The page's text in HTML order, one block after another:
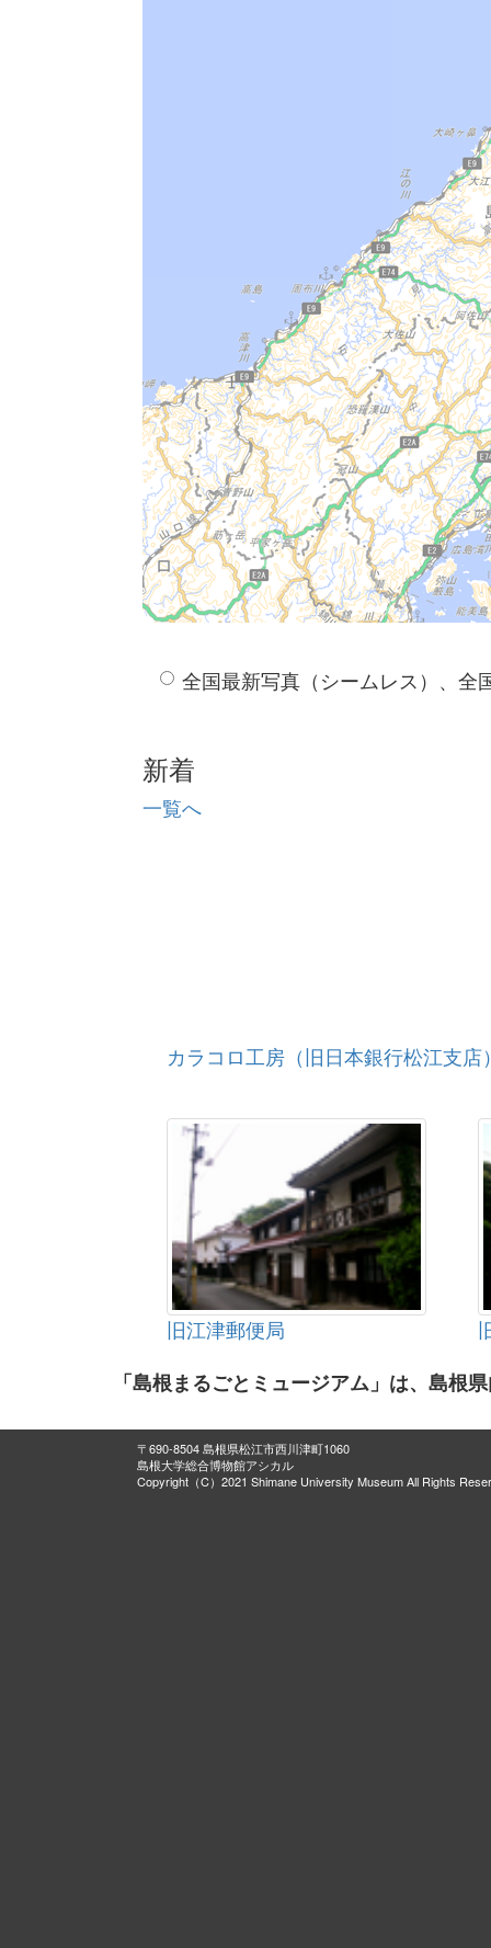
全国最新写真（シームレス）、全
新着
一覧へ
カラコロ工房（旧日本銀行松江支店
旧江津郵便局
「島根まるごとミュージアム」は、島根
〒690-8504 島根県松江市西川津町1060
島根大学総合博物館アシカル
Copyright（C）2021 Shimane University Museum All Rights